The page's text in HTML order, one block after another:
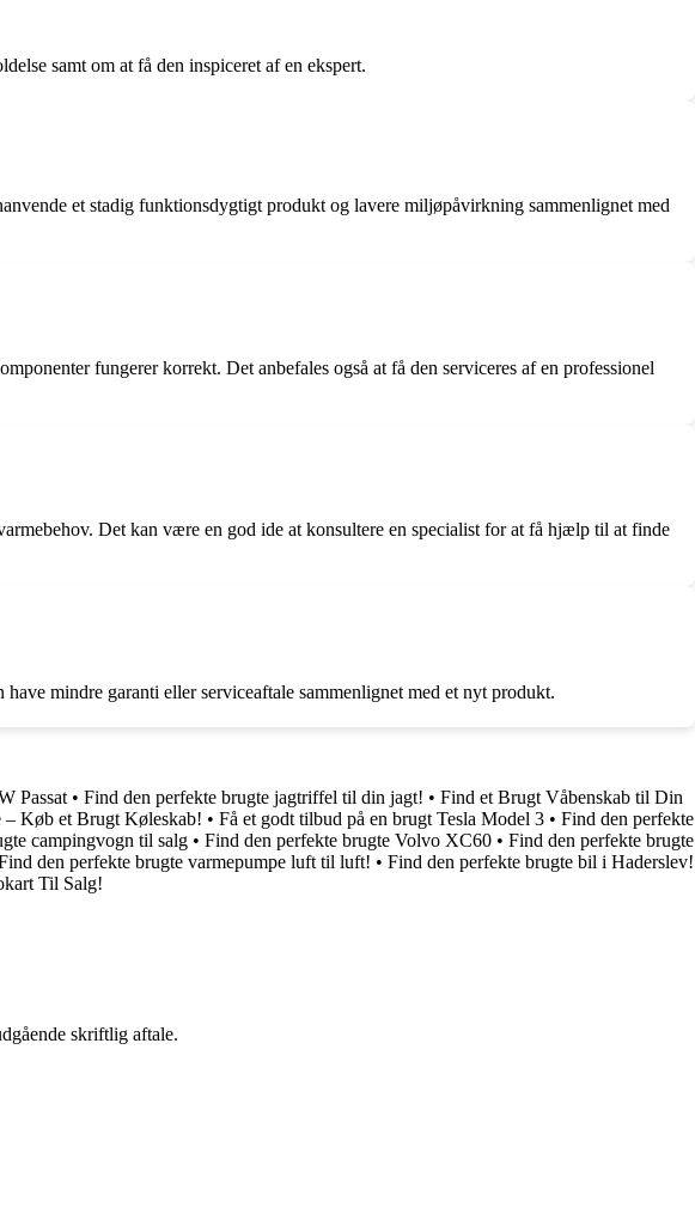
samt om at få den inspiceret af en ekspert.
et stadig funktionsdygtigt produkt og lavere miljøpåvirkning sammenlignet med
fungerer korrekt. Det anbefales også at få den serviceres af en professionel
Det kan være en god ide at konsultere en specialist for at få hjælp til at finde
mindre garanti eller serviceaftale sammenlignet med et nyt produkt.
Passat • Find den perfekte brugte jagtriffel til din jagt! • Find et Brugt Våbenskab til Din
– Køb et Brugt Køleskab! • Få et godt tilbud på en brugt Tesla Model 3 • Find den perfekte
campingvogn til salg • Find den perfekte brugte Volvo XC60 • Find den perfekte brugte
den perfekte brugte varmepumpe luft til luft! • Find den perfekte brugte bil i Haderslev!
Til Salg!
skriftlig aftale.